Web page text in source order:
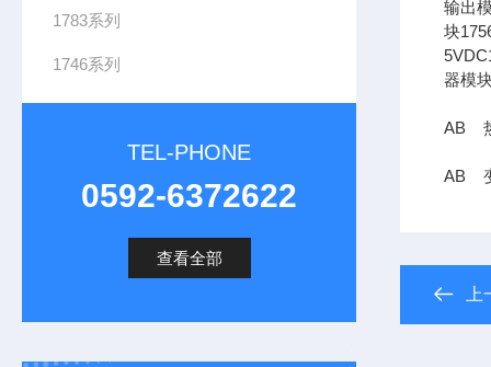
1783系列
1746系列
TEL-PHONE
0592-6372622
查看全部
输出
块
器模
AB
AB